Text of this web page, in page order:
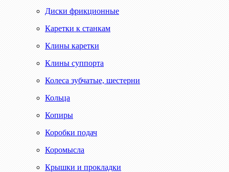
Диски фрикционные
Каретки к станкам
Клины каретки
Клины суппорта
Колеса зубчатые, шестерни
Кольца
Копиры
Коробки подач
Коромысла
Крышки и прокладки